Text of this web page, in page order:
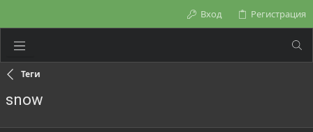
Вход Регистрация
Теги
snow